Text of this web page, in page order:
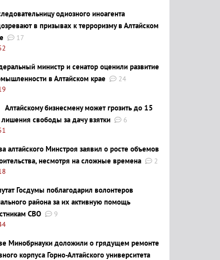
одиозного иноагента
в призывах к терроризму в Алтайском
17
министр и сенатор оценили развитие
в Алтайском крае
24
Алтайскому бизнесмену может грозить до 15
лишения свободы за дачу взятки
6
алтайского Минстроя заявил о росте объемов
несмотря на сложные времена
2
Госдумы поблагодарил волонтеров
района за их активную помощь
СВО
9
Минобрнауки доложили о грядущем ремонте
корпуса Горно-Алтайского университета